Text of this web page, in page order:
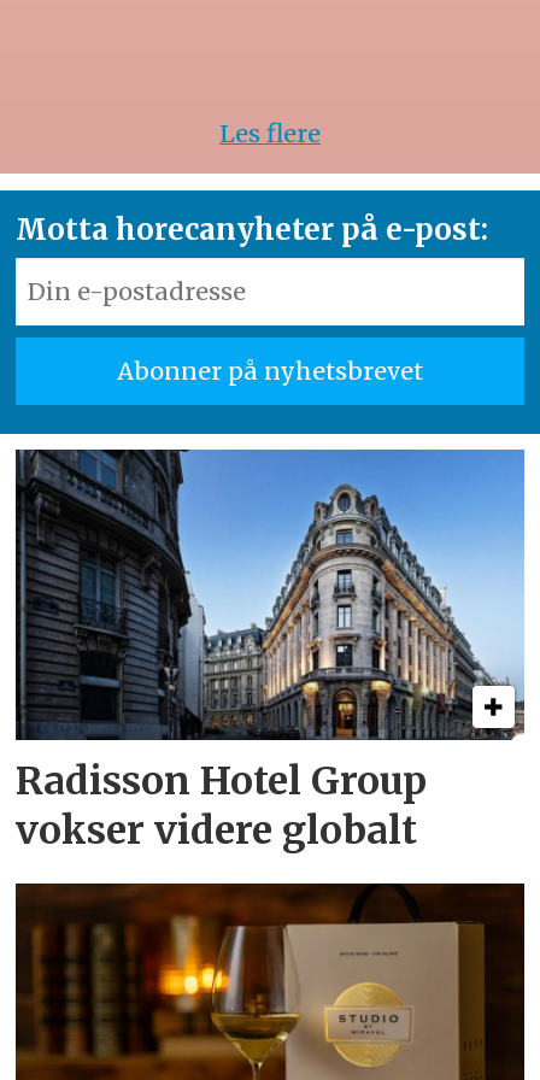
Les flere
Motta horecanyheter på e-post:
Radisson Hotel Group
vokser videre globalt